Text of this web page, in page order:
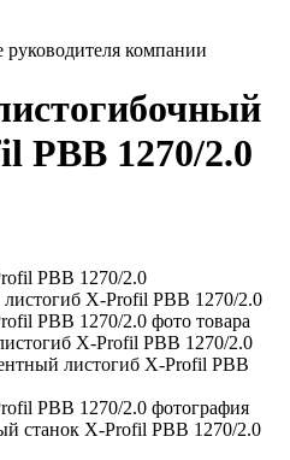
компании
PBB 1270/2.0